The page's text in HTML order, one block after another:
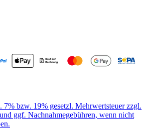
7% bzw. 19% gesetzl. Mehrwertsteuer zzgl.
ggf. Nachnahmegebühren, wenn nicht